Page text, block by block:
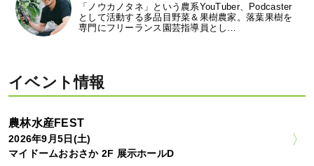
「ノウカノタネ」という農系YouTuber、Podcaster
として活動する多品目野菜＆果樹農家。落葉果樹を
専門にフリーランス園芸指導員とし…
イベント情報
農林水産FEST
2026年9月5日(土)
マイドームおおさか 2F 展示ホールD